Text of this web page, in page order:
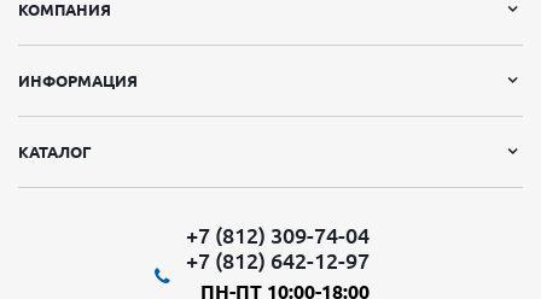
КОМПАНИЯ
ИНФОРМАЦИЯ
КАТАЛОГ
+7 (812) 309-74-04
+7 (812) 642-12-97
ПН-ПТ 10:00-18:00